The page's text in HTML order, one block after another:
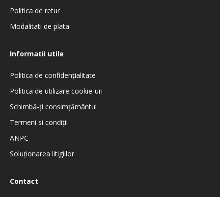
Politica de retur
Modalitati de plata
Informatii utile
Politica de confidenţialitate
Politica de utilizare cookie-uri
Schimbă-ți consimțământul
Termeni si condiţii
ANPC
Soluționarea litigiilor
Contact